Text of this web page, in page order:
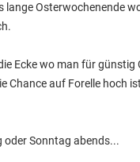
Osterwochenende
Ecke wo man für günstig
Chance auf Forelle hoch
Sonntag abends...